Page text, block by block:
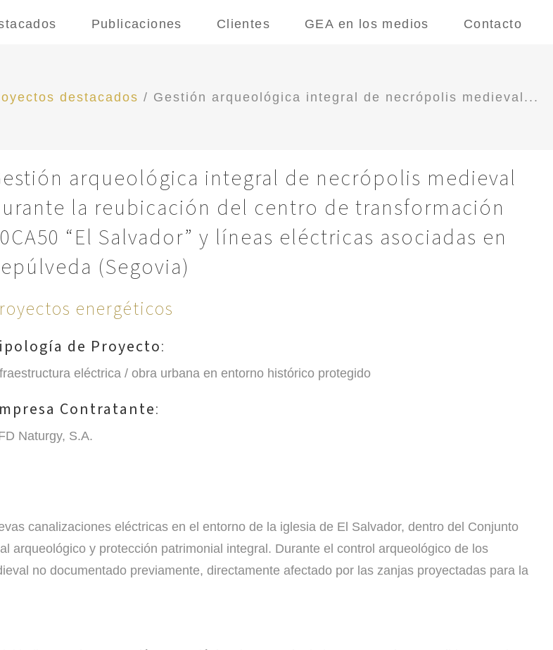
Publicaciones Clientes GEA en los medios Contacto
destacados / Gestión arqueológica integral de necrópolis medieval...
arqueológica integral de necrópolis medieval
la reubicación del centro de transformación
“El Salvador” y líneas eléctricas asociadas en
(Segovia)
energéticos
de Proyecto:
eléctrica / obra urbana en entorno histórico protegido
Contratante:
Naturgy, S.A.
canalizaciones eléctricas en el entorno de la iglesia de El Salvador, dentro del Conjunto
arqueológico y protección patrimonial integral. Durante el control arqueológico de los
no documentado previamente, directamente afectado por las zanjas proyectadas para la